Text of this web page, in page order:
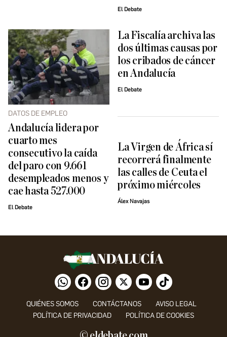
El Debate
DATOS DE EMPLEO
Andalucía lidera por
cuarto mes
consecutivo la caída
del paro con 9.661
desempleados menos y
cae hasta 527.000
El Debate
La Fiscalía archiva las
dos últimas causas por
los cribados de cáncer
en Andalucía
El Debate
La Virgen de África sí
recorrerá finalmente
las calles de Ceuta el
próximo miércoles
Álex Navajas
QUIÉNES SOMOS CONTÁCTANOS
AVISO LEGAL
POLÍTICA DE PRIVACIDAD
POLÍTICA DE COOKIES